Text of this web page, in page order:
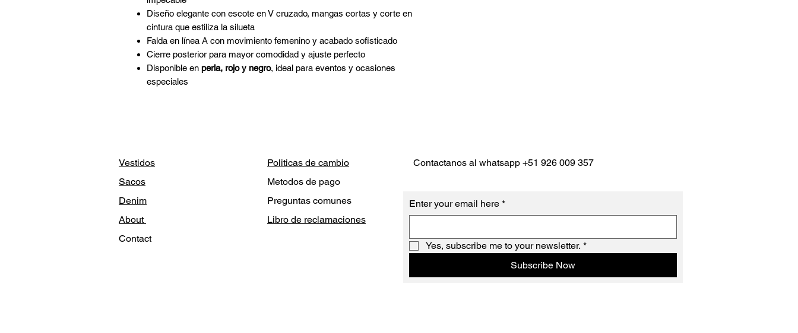
Diseño elegante con escote en V cruzado, mangas cortas y corte en
cintura que estiliza la silueta
Falda en línea A con movimiento femenino y acabado sofisticado
Cierre posterior para mayor comodidad y ajuste perfecto
Disponible en perla, rojo y negro, ideal para eventos y ocasiones
especiales
Vestidos
Sacos
Denim
About
Contact
Politicas de cambio
Metodos de pago
Preguntas comunes
Libro de reclamaciones
Contactanos al whatsapp +51 926 009 357
Enter your email here *
Yes, subscribe me to your newsletter. *
Subscribe Now